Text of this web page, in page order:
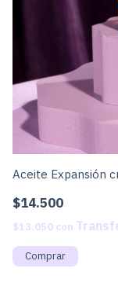
Aceite Expansión
$14.500
$13.050 con